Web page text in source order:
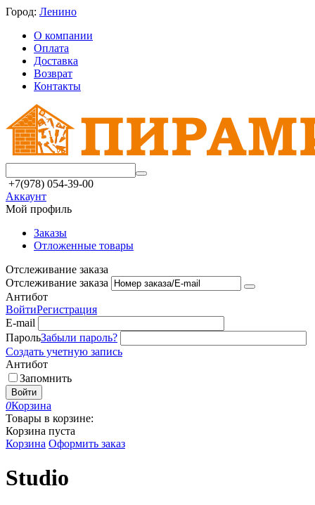
Город: Ленино
О компании
Оплата
Доставка
Возврат
Контакты
+7(978) 054-39-00
Аккаунт
Мой профиль
Заказы
Отложенные товары
Отслеживание заказа
Отслеживание заказа
Антибот
ВойтиРегистрация
E-mail
ПарольЗабыли пароль?
Создать учетную запись
Антибот
Запомнить
Войти
0Корзина
Товары в корзине:
Корзина пуста
Корзина Оформить заказ
Studio